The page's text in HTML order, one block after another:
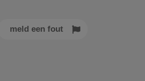
meld een fout